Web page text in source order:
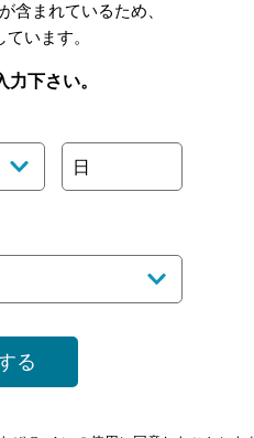
山口県のバー検索
含まれているため、
います。
下さい。
日
る